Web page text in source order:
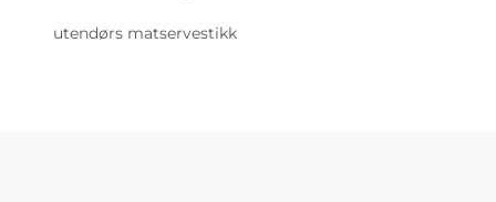
utendørs matservestikk